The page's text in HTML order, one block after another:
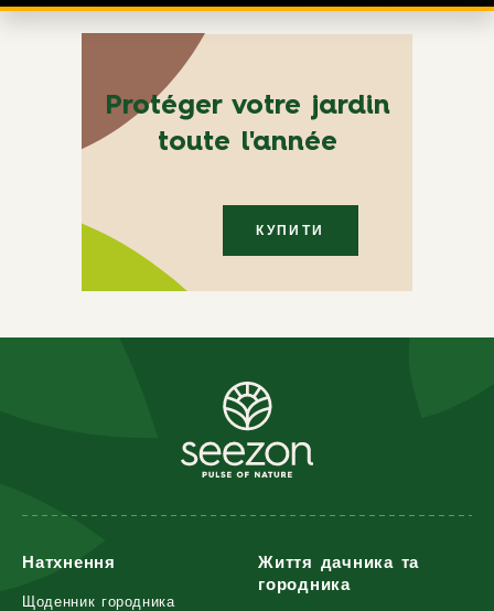
Protéger votre jardin
toute l'année
КУПИТИ
Натхнення
Щоденник городника
Життя дачника та
городника